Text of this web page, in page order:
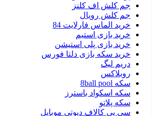
جم کلش اف کلنز
جم کلش رویال
خرید الماس فارلایت 84
خرید بازی استیم
خرید بازی پلی استیشن
خرید سکه بازی دلتا فورس
دریم لیگ
روبلاکس
سکه 8ball pool
سکه اسکواد باسترز
سکه پلاتو
سی پی کالاف دیوتی موبایل